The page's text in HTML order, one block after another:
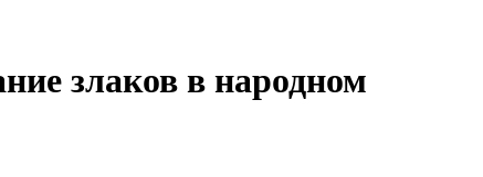
злаков в народном